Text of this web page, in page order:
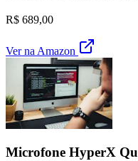
R$ 689,00
Ver na Amazon
Microfone HyperX